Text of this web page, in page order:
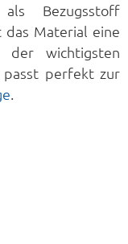
Bezugsstoff
Material eine
der wichtigsten
perfekt zur
.